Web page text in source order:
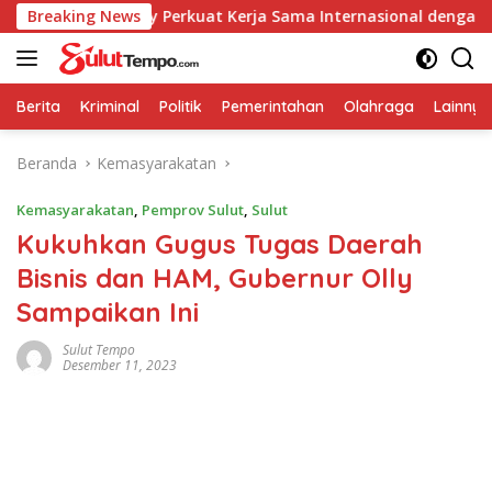
Langsung
ke
konten
Breaking News
Caroll-Sendy Perkuat Kerja Sama Internasional dengan
Berita Kriminal Politik Pemerintahan Olahraga Lainnya
Beranda Kemasyarakatan
Kemasyarakatan, Pemprov Sulut, Sulut
Kukuhkan Gugus Tugas Daerah
Bisnis dan HAM, Gubernur Olly
Sampaikan Ini
Sulut Tempo
Desember 11, 2023